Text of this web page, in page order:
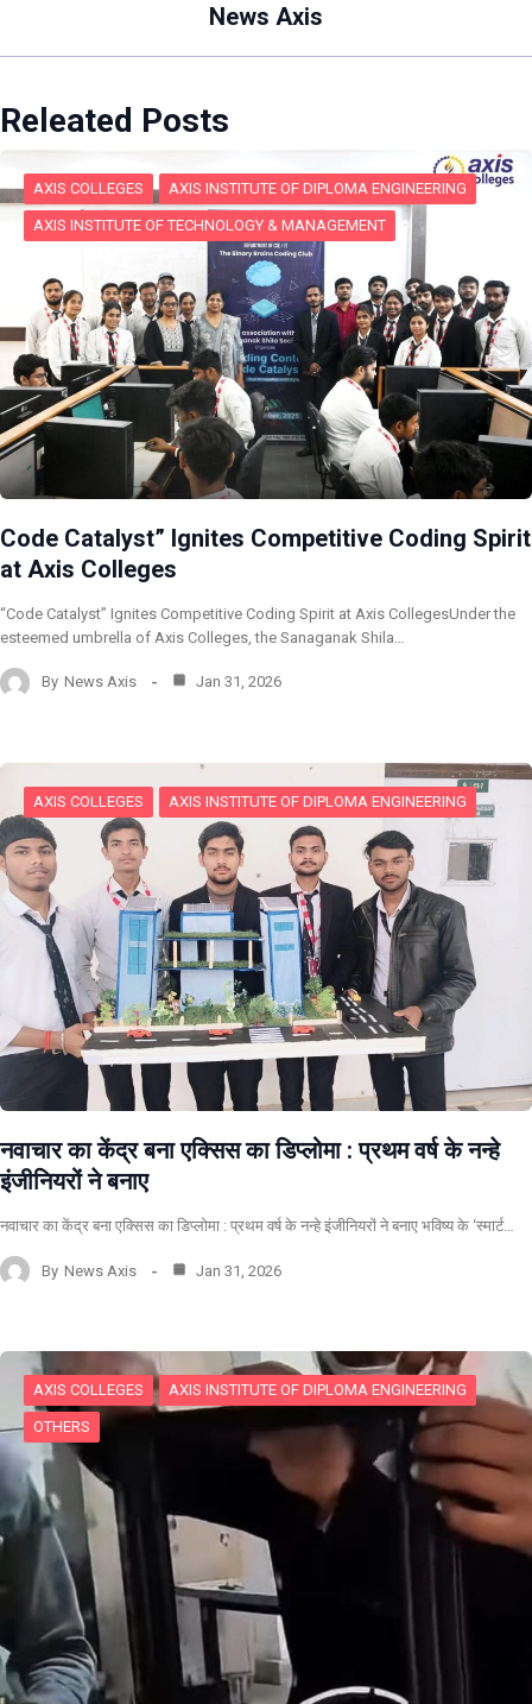
News Axis
Releated Posts
AXIS COLLEGES AXIS INSTITUTE OF DIPLOMA ENGINEERING
AXIS INSTITUTE OF TECHNOLOGY & MANAGEMENT
Code Catalyst” Ignites Competitive Coding Spirit
at Axis Colleges
“Code Catalyst” Ignites Competitive Coding Spirit at Axis CollegesUnder the
esteemed umbrella of Axis Colleges, the Sanaganak Shila…
By News Axis Jan 31, 2026
AXIS COLLEGES AXIS INSTITUTE OF DIPLOMA ENGINEERING
नवाचार का केंद्र बना एक्सिस का डिप्लोमा : प्रथम वर्ष के नन्हे
इंजीनियरों ने बनाए
नवाचार का केंद्र बना एक्सिस का डिप्लोमा : प्रथम वर्ष के नन्हे इंजीनियरों ने बनाए भविष्य के ‘स्मार्ट…
By News Axis Jan 31, 2026
AXIS COLLEGES AXIS INSTITUTE OF DIPLOMA ENGINEERING
OTHERS